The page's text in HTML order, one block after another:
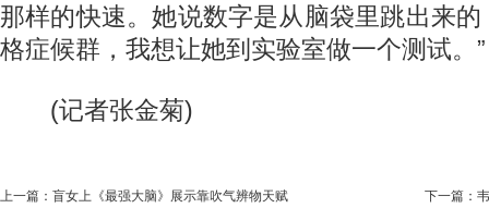
那样的快速。她说数字是从脑袋里跳出来
格症候群，我想让她到实验室做一个测试。”
(记者张金菊)
上一篇： 盲女上《最强大脑》展示靠吹气辨物天赋 下一篇：